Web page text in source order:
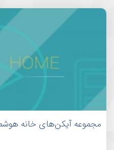
مجموعه آیکن‌های خانه